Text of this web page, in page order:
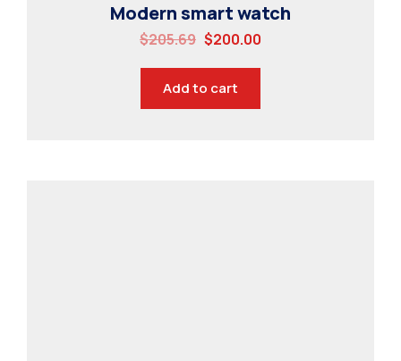
Modern smart watch
$205.69 $200.00
Add to cart